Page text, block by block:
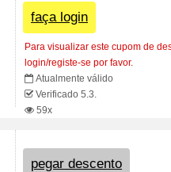
faça login
Para visualizar este cupom de
login/registe-se por favor.
Atualmente válido
Verificado 5.3.
59x
pegar descento